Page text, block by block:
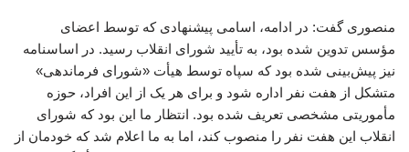
منصوری گفت: در ادامه، اسامی پیشنهادی که توسط اعضای
مؤسس تدوین شده بود، به تأیید شورای انقلاب رسید. در اساسنامه
نیز پیش‌بینی شده بود که سپاه توسط هیأت «شورای فرماندهی»
متشکل از هفت نفر اداره شود و برای هر یک از این افراد، حوزه
مأموریتی مشخصی تعریف شده بود. انتظار ما این بود که شورای
انقلاب این هفت نفر را منصوب کند، اما به ما اعلام شد که خودمان از